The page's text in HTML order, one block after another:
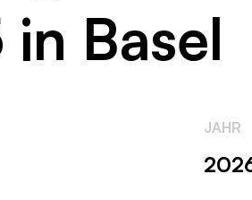
Basel
JAHR